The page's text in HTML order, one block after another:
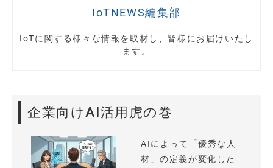
IoTNEWS編集部
IoTに関する様々な情報を取材し、皆様にお届けいたし
ます。
企業向けAI活用虎の巻
AIによって「優秀な人
材」の定義が変化した